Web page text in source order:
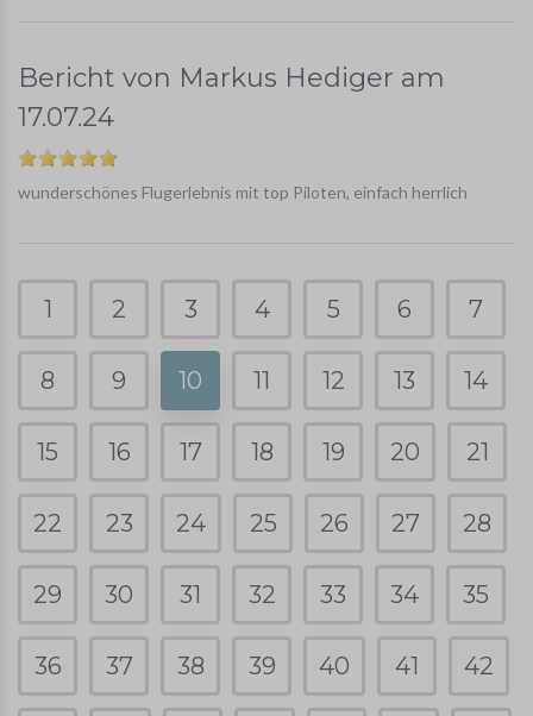
Bericht von Markus Hediger am
17.07.24
wunderschönes Flugerlebnis mit top Piloten, einfach herrlich
1 2 3 4 5 6 7
8 9 10 11 12 13 14
15 16 17 18 19 20 21
22 23 24 25 26 27 28
29 30 31 32 33 34 35
36 37 38 39 40 41 42